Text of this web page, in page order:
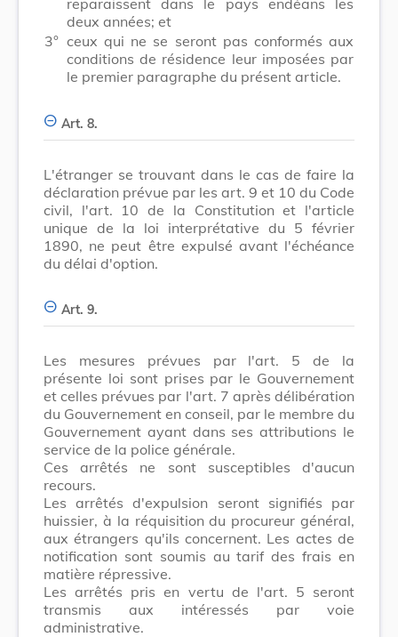
deux années; et
3° ceux qui ne se seront pas conformés aux
conditions de résidence leur imposées par
le premier paragraphe du présent article.
Art. 8.
L'étranger se trouvant dans le cas de faire la
déclaration prévue par les art. 9 et 10 du Code
civil, l'art. 10 de la Constitution et l'article
unique de la loi interprétative du 5 février
1890, ne peut être expulsé avant l'échéance
du délai d'option.
Art. 9.
Les mesures prévues par l'art. 5 de la
présente loi sont prises par le Gouvernement
et celles prévues par l'art. 7 après délibération
du Gouvernement en conseil, par le membre du
Gouvernement ayant dans ses attributions le
service de la police générale.
Ces arrêtés ne sont susceptibles d'aucun
recours.
Les arrêtés d'expulsion seront signifiés par
huissier, à la réquisition du procureur général,
aux étrangers qu'ils concernent. Les actes de
notification sont soumis au tarif des frais en
matière répressive.
Les arrêtés pris en vertu de l'art. 5 seront
transmis aux intéressés par voie
administrative.